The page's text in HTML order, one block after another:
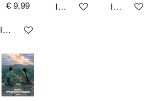
€ 9,99
In winkelwagen
In winkelwagenIn